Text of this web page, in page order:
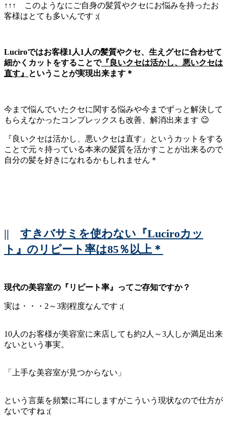
↑↑↑ このようなにご自身の髪質やクセにお悩みを持ったお
客様はとても多いんです ;(
Luciroではお客様1人1人の髪質やクセ、生えグセに合わせて
細かくカットをすることで『良いクセは活かし、悪いクセは
直す』
ということが実現出来ます＊
今まで悩んでいたクセに関する悩みや今までずっと解決して
もらえなかったコンプレックスも改善、解消出来ます 😉
『良いクセは活かし、悪いクセは直す』というカットをする
ことで元々持っている本来の髪質を活かすことが出来るので
自分の髪を好きになれるかもしれません＊
|| すきバサミを使わない『Luciroカッ
ト』のリピート率は85％以上＊
現代の美容室の『リピート率』ってご存知ですか？
実は・・・2～3割程度なんです ;(
10人のお客様が美容室に来店しても約2人～3人しか満足出来
ないという事実。
「上手な美容室が見つからない」
という言葉を頻繁に耳にしますがこういう現状なので仕方が
ないですね ;(